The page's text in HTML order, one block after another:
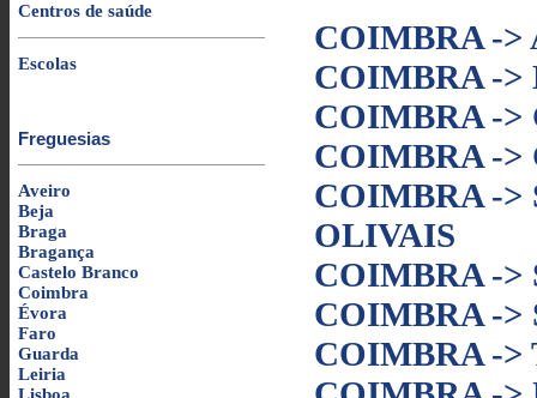
Centros de saúde
Escolas
Freguesias
Aveiro
Beja
Braga
Bragança
Castelo Branco
Coimbra
Évora
Faro
Guarda
Leiria
COIMBRA ->
COIMBRA ->
COIMBRA ->
COIMBRA ->
COIMBRA ->
OLIVAIS
COIMBRA ->
COIMBRA ->
COIMBRA ->